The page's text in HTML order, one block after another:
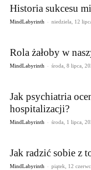
Historia sukcesu
MindLabyrinth - niedziela, 12
Rola żałoby w
MindLabyrinth - środa, 8 lipca,
Jak psychiatria
hospitalizacji?
MindLabyrinth - środa, 1 lipca,
Jak radzić sobie z
MindLabyrinth - piątek, 12